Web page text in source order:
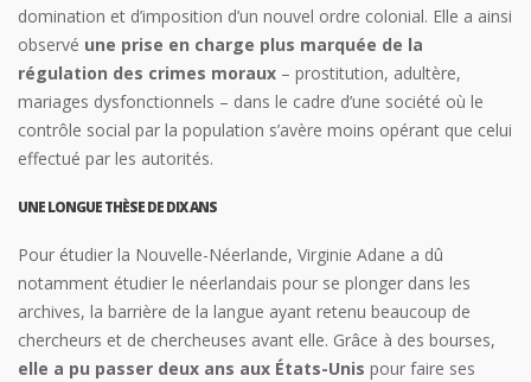
domination et d’imposition d’un nouvel ordre colonial. Elle a ainsi
observé une prise en charge plus marquée de la
régulation des crimes moraux – prostitution, adultère,
mariages dysfonctionnels – dans le cadre d’une société où le
contrôle social par la population s’avère moins opérant que celui
effectué par les autorités.
UNE LONGUE THÈSE DE DIX ANS
Pour étudier la Nouvelle-Néerlande, Virginie Adane a dû
notamment étudier le néerlandais pour se plonger dans les
archives, la barrière de la langue ayant retenu beaucoup de
chercheurs et de chercheuses avant elle. Grâce à des bourses,
elle a pu passer deux ans aux États-Unis pour faire ses